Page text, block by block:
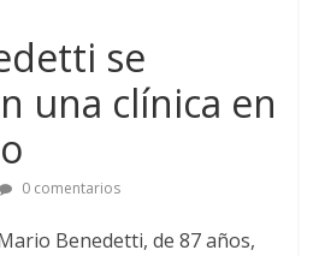
se
una clínica en
0 comentarios
Benedetti, de 87 años,